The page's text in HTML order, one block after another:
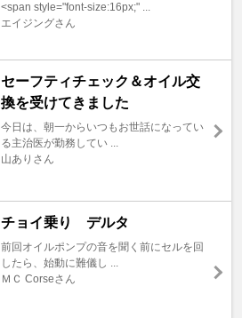
<span style="font-size:16px;" ...
エイジングさん
セーフティチェック＆オイル交
換を受けてきました
今日は、朝一からいつもお世話になってい
る主治医が勤務してい ...
山ありさん
チョイ乗り デルタ
前回オイルポンプの音を聞く前にセルを回
したら、始動に難儀し ...
ＭＣ Corseさん